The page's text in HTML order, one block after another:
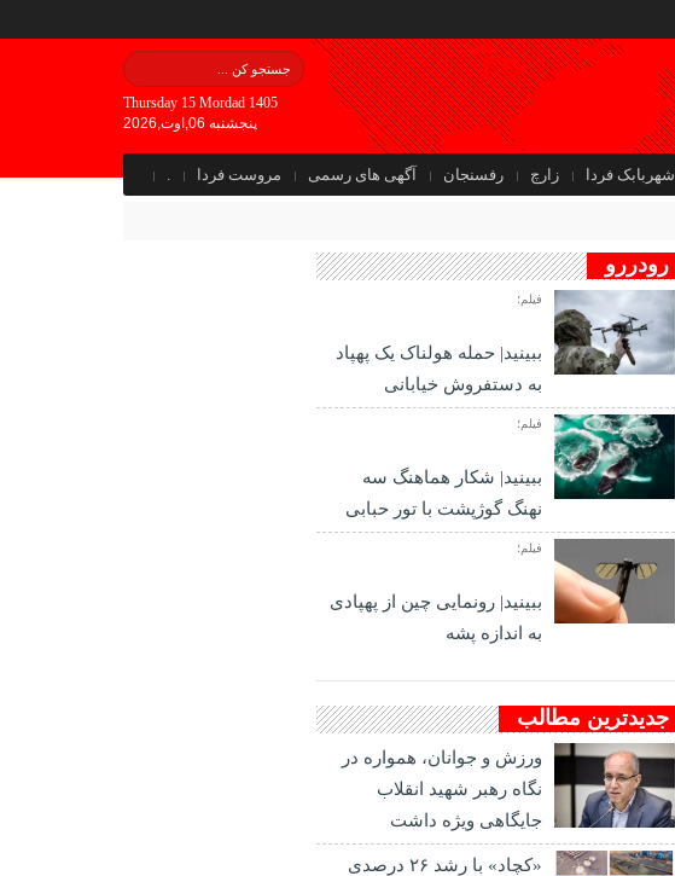
Thursday 15 Mordad 1405
پنجشنبه 06,اوت,2026
شهربابک فردا زارچ رفسنجان آگهی های رسمی مروست فردا .
رودررو
فیلم؛
ببینید| حمله هولناک یک پهپاد
به دستفروش خیابانی
فیلم؛
ببینید| شکار هماهنگ سه
نهنگ گوژپشت با تور حبابی
فیلم؛
ببینید| رونمایی چین از پهپادی
به اندازه پشه
جدیدترین مطالب
ورزش و جوانان، همواره در
نگاه رهبر شهید انقلاب
جایگاهی ویژه داشت
«کچاد» با رشد ۲۶ درصدی